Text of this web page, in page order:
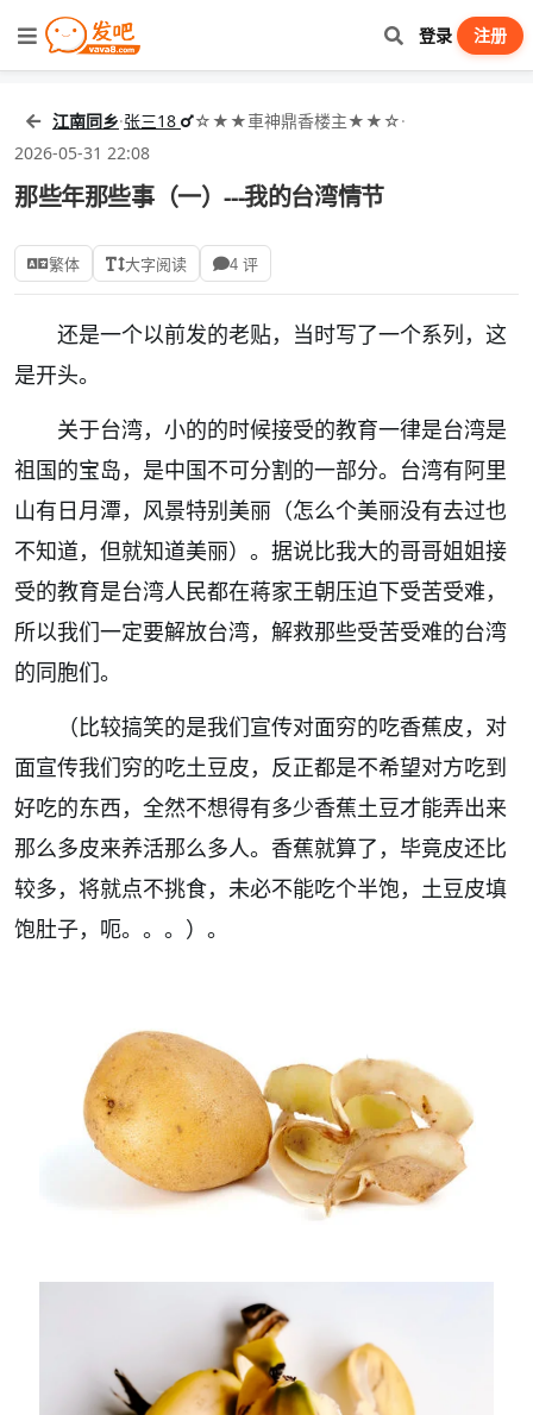
登录 注册
江南同乡·张三18 ☆★★車神鼎香楼主★★☆·
2026-05-31 22:08
那些年那些事（一）---我的台湾情节
繁体 大字阅读 4 评
还是一个以前发的老贴，当时写了一个系列，这
是开头。
关于台湾，小的的时候接受的教育一律是台湾是
祖国的宝岛，是中国不可分割的一部分。台湾有阿里
山有日月潭，风景特别美丽（怎么个美丽没有去过也
不知道，但就知道美丽）。据说比我大的哥哥姐姐接
受的教育是台湾人民都在蒋家王朝压迫下受苦受难，
所以我们一定要解放台湾，解救那些受苦受难的台湾
的同胞们。
（比较搞笑的是我们宣传对面穷的吃香蕉皮，对
面宣传我们穷的吃土豆皮，反正都是不希望对方吃到
好吃的东西，全然不想得有多少香蕉土豆才能弄出来
那么多皮来养活那么多人。香蕉就算了，毕竟皮还比
较多，将就点不挑食，未必不能吃个半饱，土豆皮填
饱肚子，呃。。。）。